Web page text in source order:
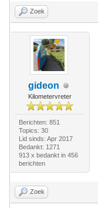
Zoek
gideon
Kilometervreter
Berichten: 851
Topics: 30
Lid sinds: Apr 2017
Bedankt: 1271
913 x bedankt in 456
berichten
Zoek